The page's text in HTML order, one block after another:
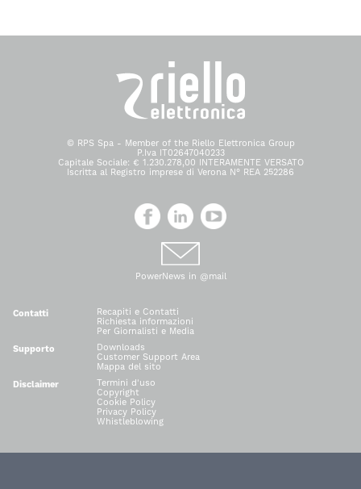
© RPS Spa - Member of the Riello Elettronica Group
P.Iva IT02647040233
Capitale Sociale: € 1.230.278,00 INTERAMENTE VERSATO
Iscritta al Registro imprese di Verona N° REA 252286
PowerNews in @mail
Contatti
Recapiti e Contatti
Richiesta informazioni
Per Giornalisti e Media
Supporto
Downloads
Customer Support Area
Mappa del sito
Disclaimer
Termini d'uso
Copyright
Cookie Policy
Privacy Policy
Whistleblowing